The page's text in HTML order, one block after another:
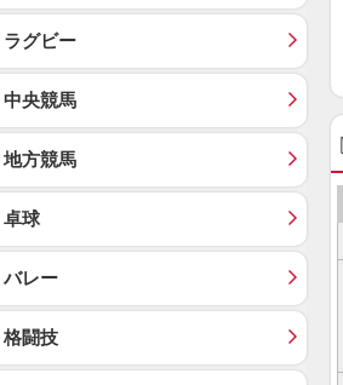
ラグビー
中央競馬
地方競馬
卓球
バレー
格闘技